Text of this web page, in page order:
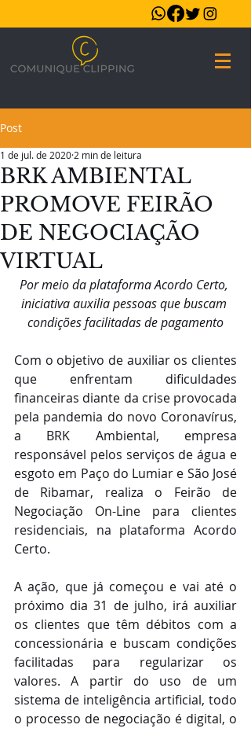
Post
BRK AMBIENTAL
PROMOVE FEIRÃO
DE NEGOCIAÇÃO
VIRTUAL
1 de jul. de 2020 2 min de leitura
Por meio da plataforma Acordo Certo,
iniciativa auxilia pessoas que buscam
condições facilitadas de pagamento
Com o objetivo de auxiliar os clientes
que enfrentam dificuldades
financeiras diante da crise provocada
pela pandemia do novo Coronavírus,
a BRK Ambiental, empresa
responsável pelos serviços de água e
esgoto em Paço do Lumiar e São José
de Ribamar, realiza o Feirão de
Negociação On-Line para clientes
residenciais, na plataforma Acordo
Certo.
A ação, que já começou e vai até o
próximo dia 31 de julho, irá auxiliar
os clientes que têm débitos com a
concessionária e buscam condições
facilitadas para regularizar os
valores. A partir do uso de um
sistema de inteligência artificial, todo
o processo de negociação é digital, o